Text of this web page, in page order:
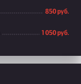
850 руб.
1 050 руб.